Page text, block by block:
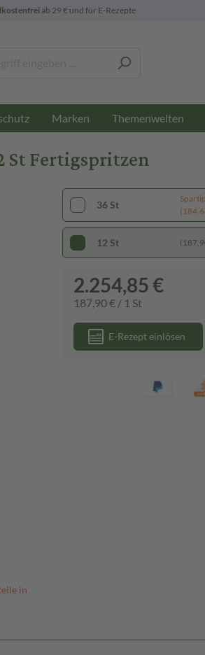
ab 29 € und für E-Rezepte
Marken Themenwelten
St Fertigspritzen
in
36 St
12 St
2.254,85 €
187,90 € / 1 St
E-Rezept einlösen